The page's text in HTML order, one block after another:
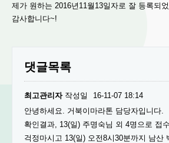
제가 원하는 2016년11월13일자로 잘 등록되
감사합니다~!
댓글목록
최고관리자작성일
16-11-07 18:14
안녕하세요. 거북이마라톤 담당자입니다.
확인결과, 13(일) 주명숙님 외 4명으로 접
걱정마시고 13(일) 오전8시30분까지 남산